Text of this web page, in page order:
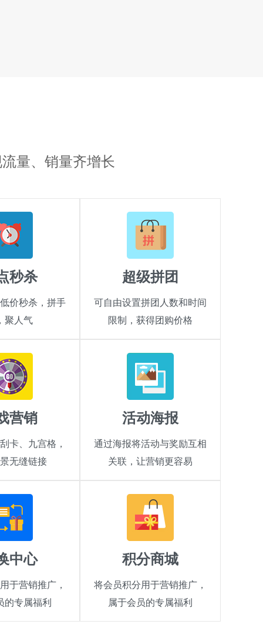
量、销量齐增长
秒杀
价秒杀，拼手
聚人气
超级拼团
可自由设置拼团人数和时间
限制，获得团购价格
营销
卡、九宫格，
无缝链接
活动海报
通过海报将活动与奖励互相
关联，让营销更容易
中心
于营销推广，
的专属福利
积分商城
将会员积分用于营销推广，
属于会员的专属福利